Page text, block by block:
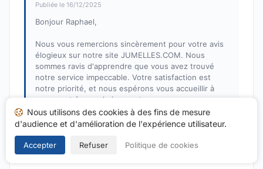
Publiée le 16/12/2025
Bonjour Raphael,
Nous vous remercions sincèrement pour votre avis
élogieux sur notre site JUMELLES.COM. Nous
sommes ravis d'apprendre que vous avez trouvé
notre service impeccable. Votre satisfaction est
notre priorité, et nous espérons vous accueillir à
nouveau très prochainement.
Cordialement,
Nous utilisons des cookies à des fins de mesure
d'audience et d'amélioration de l'expérience utilisateur.
Accepter Refuser Politique de cookies